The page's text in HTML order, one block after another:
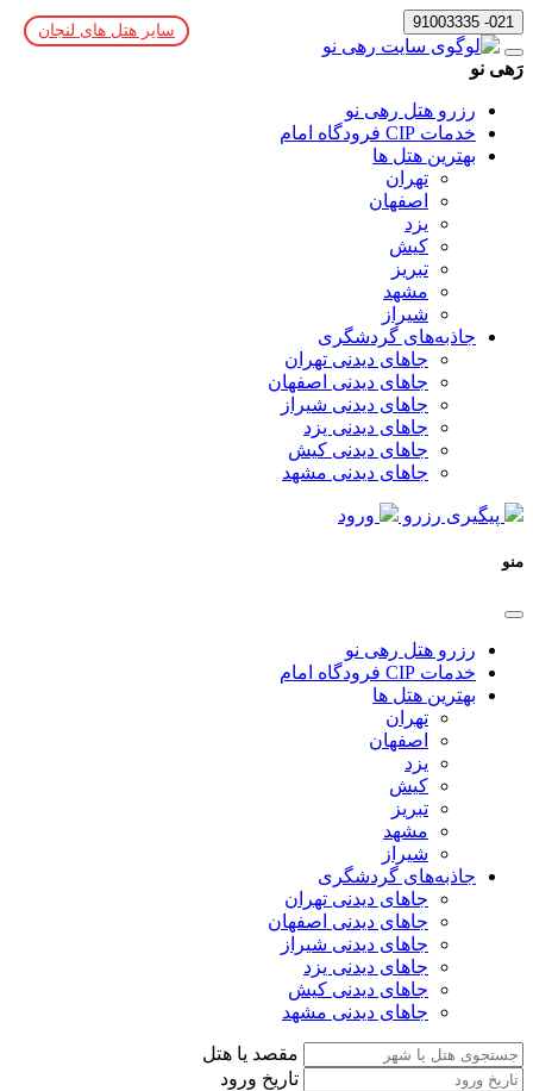
021- 91003335
رَهی نو
رزرو هتل رهی نو
خدمات CIP فرودگاه امام
بهترین هتل ها
تهران
اصفهان
یزد
کیش
تبریز
مشهد
شیراز
جاذبه‌های گردشگری
جاهای دیدنی تهران
جاهای دیدنی اصفهان
جاهای دیدنی شیراز
جاهای دیدنی یزد
جاهای دیدنی کیش
جاهای دیدنی مشهد
پیگیری رزرو ورود
منو
رزرو هتل رهی نو
خدمات CIP فرودگاه امام
بهترین هتل ها
تهران
اصفهان
یزد
کیش
تبریز
مشهد
شیراز
جاذبه‌های گردشگری
جاهای دیدنی تهران
جاهای دیدنی اصفهان
جاهای دیدنی شیراز
جاهای دیدنی یزد
جاهای دیدنی کیش
جاهای دیدنی مشهد
مقصد یا هتل
تاریخ ورود
سایر هتل های لنجان